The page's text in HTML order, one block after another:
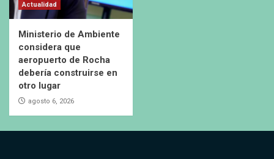
Actualidad
Ministerio de Ambiente
considera que
aeropuerto de Rocha
debería construirse en
otro lugar
agosto 6, 2026